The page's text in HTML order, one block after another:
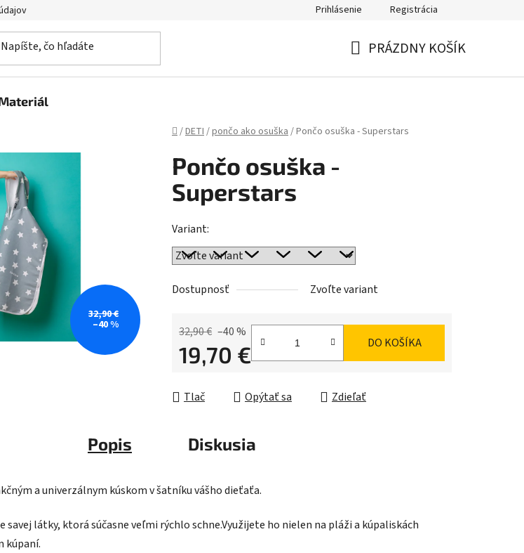
Prihlásenie Registrácia
PRÁZDNY KOŠÍK
Domov
/DETI/pončo ako osuška/Pončo osuška - Superstars
Pončo osuška -
Superstars
Variant:
Dostupnosť Zvoľte variant
32,90 € –40 %
19,70 € DO KOŠÍKA
Tlač Opýtať sa Zdieľať
32,90 €
–40 %
Popis Diskusia
a univerzálnym kúskom v šatníku vášho dieťaťa.
savej látky, ktorá súčasne veľmi rýchlo schne.Využijete ho nielen na pláži a kúpaliskách
kúpaní.